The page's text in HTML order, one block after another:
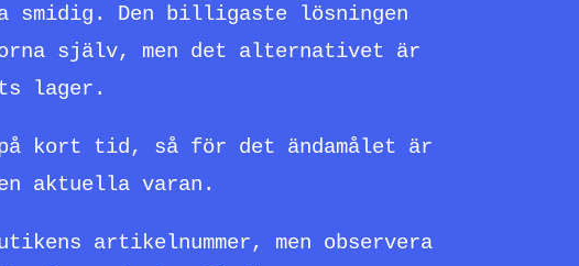
smidig. Den billigaste lösningen
själv, men det alternativet är
lager.
kort tid, så för det ändamålet är
aktuella varan.
artikelnummer, men observera